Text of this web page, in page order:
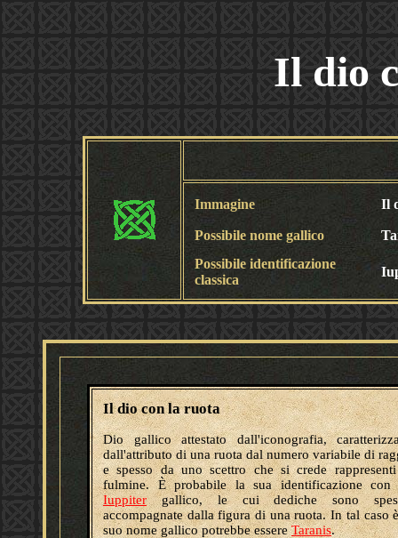
Il dio
Immagine Il
Possibile nome gallico
Possibile identificazione
classica
Il dio con la ruota
Dio gallico attestato dall'iconografia,
dall'attributo di una ruota dal numero variabile di
e spesso da uno scettro che si crede
fulmine. È probabile la sua identificazione con
Iuppitergallico, le cui dediche sono
accompagnate dalla figura di una ruota. In tal caso
suo nome gallico potrebbe essereTaranis.